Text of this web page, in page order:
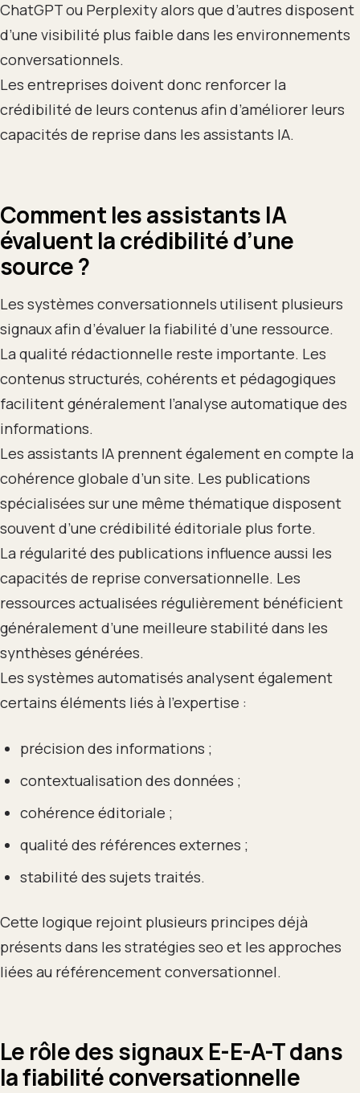
ChatGPT ou Perplexity alors que d’autres disposent
d’une visibilité plus faible dans les environnements
conversationnels.
Les entreprises doivent donc renforcer la
crédibilité de leurs contenus afin d’améliorer leurs
capacités de reprise dans les assistants IA.
Comment les assistants IA
évaluent la crédibilité d’une
source ?
Les systèmes conversationnels utilisent plusieurs
signaux afin d’évaluer la fiabilité d’une ressource.
La qualité rédactionnelle reste importante. Les
contenus structurés, cohérents et pédagogiques
facilitent généralement l’analyse automatique des
informations.
Les assistants IA prennent également en compte la
cohérence globale d’un site. Les publications
spécialisées sur une même thématique disposent
souvent d’une crédibilité éditoriale plus forte.
La régularité des publications influence aussi les
capacités de reprise conversationnelle. Les
ressources actualisées régulièrement bénéficient
généralement d’une meilleure stabilité dans les
synthèses générées.
Les systèmes automatisés analysent également
certains éléments liés à l’expertise :
précision des informations ;
contextualisation des données ;
cohérence éditoriale ;
qualité des références externes ;
stabilité des sujets traités.
Cette logique rejoint plusieurs principes déjà
présents dans les stratégies seo et les approches
liées au référencement conversationnel.
Le rôle des signaux E-E-A-T dans
la fiabilité conversationnelle